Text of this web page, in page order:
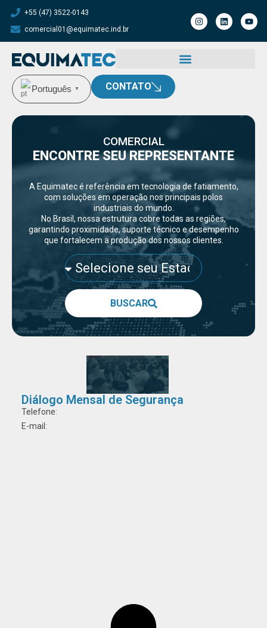
+55 (47) 3522-0143
comercial01@equimatec.ind.br
Português ▼ CONTATO
COMERCIAL
ENCONTRE SEU REPRESENTANTE
A Equimatec é referência em tecnologia de fatiamento,
com soluções em operação nos principais polos
industriais do mundo.
No Brasil, nossa estrutura cobre todas as regiões,
garantindo proximidade, suporte técnico e desempenho
que fortalecem a produção dos nossos clientes.
BUSCAR
Diálogo Mensal de Segurança
Telefone:
E-mail: